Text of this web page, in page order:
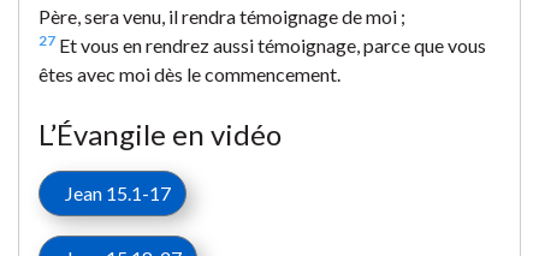
Père, sera venu, il rendra témoignage de moi ;
27 Et vous en rendrez aussi témoignage, parce que vous
êtes avec moi dès le commencement.
L’Évangile en vidéo
Jean 15.1-17